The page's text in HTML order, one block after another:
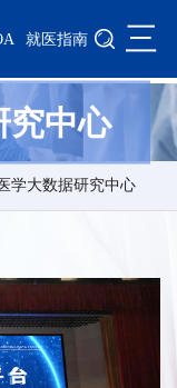
就医指南 三
究中心
学大数据研究中心